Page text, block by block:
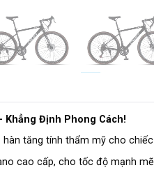
Khẳng Định Phong Cách!
hàn tăng tính thẩm mỹ cho
cao cấp, cho tốc độ mạnh mẽ